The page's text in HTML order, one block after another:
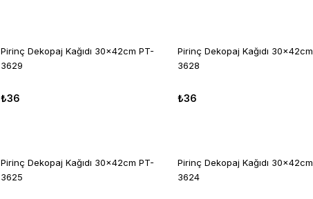
Pirinç Dekopaj Kağıdı 30x42cm PT-
3629
₺36
Pirinç Dekopaj Kağıdı
3628
₺36
Pirinç Dekopaj Kağıdı 30x42cm PT-
3625
Pirinç Dekopaj Kağıdı
3624